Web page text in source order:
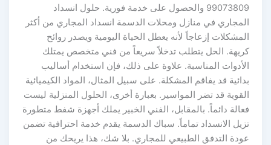
99073809 والحصول على خدمة فورية. حلول انسداد
المجاري في منازل ومحلات الدسمة انسداد المجاري من أكثر
المشكلات إزعاجاً لأنه يعطل الحياة اليومية ويصدر روائح
كريهة. الحل يتطلب تدخلاً سريعاً من فني متخصص يمتلك
الأدوات المناسبة. علاوة على ذلك، فإن استخدام أساليب
بدائية قد يفاقم المشكلة. على سبيل المثال، المواد الكيميائية
القوية قد تضر المواسير. بعبارة أخرى، الحلول المنزلية ليست
فعالة دائماً. بالمقابل، الفني الخبير يملك أجهزة شفط متطورة
تزيل الانسداد تماماً. سباك الدسمة يقدم خدمة احترافية تضمن
عودة التدفق الطبيعي للمجاري. بلا شك، هذا يريحك من